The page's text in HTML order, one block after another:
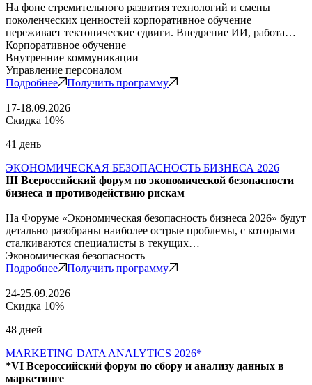
На фоне стремительного развития технологий и смены
поколенческих ценностей корпоративное обучение
переживает тектонические сдвиги. Внедрение ИИ, работа…
Корпоративное обучение
Внутренние коммуникации
Управление персоналом
Подробнее
Получить программу
17-18.09.2026
Скидка 10%
41 день
ЭКОНОМИЧЕСКАЯ БЕЗОПАСНОСТЬ БИЗНЕСА 2026
III Всероссийский форум по экономической безопасности
бизнеса и противодействию рискам
На Форуме «Экономическая безопасность бизнеса 2026» будут
детально разобраны наиболее острые проблемы, с которыми
сталкиваются специалисты в текущих…
Экономическая безопасность
Подробнее
Получить программу
24-25.09.2026
Скидка 10%
48 дней
MARKETING DATA ANALYTICS 2026*
*VI Всероссийский форум по сбору и анализу данных в
маркетинге